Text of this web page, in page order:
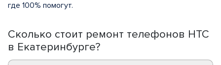
Сколько стоит ремонт телефонов HTC
в Екатеринбурге?
где 100% помогут.